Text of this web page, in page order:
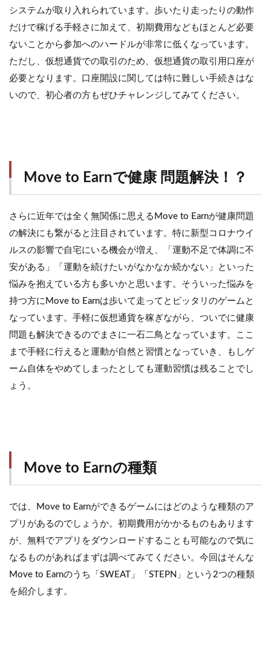
システムが取り入れられています。歩いたり走ったりの動作
だけで稼げる手軽さに加えて、初期費用などもほとんど必要
ないことから参加へのハードルが非常に低くなっています。
ただし、仮想通貨での取引のため、仮想通貨の取引用口座が
必要となります。口座開設に関しては特に難しい手続きはな
いので、初心者の方もぜひチャレンジしてみてください。
Move to Earnで健康 問題解決！？
さらに近年では全く無関係に思えるMove to Earnが健康問題
の解決にも繋がると注目されています。特に新型コロナウイ
ルスの影響で自宅にいる機会が増え、「運動不足で体調に不
安がある」「運動を続けたいがなかなか続かない」といった
悩みを抱えている方も多いかと思います。そういった悩みを
持つ方にMove to Earnは歩いて走ってとピッタリのゲームと
なっています。手軽に仮想通貨を稼ぎながら、ついでに健康
問題も解決できるのでまさに一石二鳥となっています。ここ
まで手軽に行えると運動が自然と習慣となっていき、もしゲ
ーム自体をやめてしまったとしても運動習慣は残ることでし
ょう。
Move to Earnの種類
では、Move to Earnができるゲームにはどのような種類のア
プリがあるのでしょうか。初期費用がかかるものもあります
が、無料でアプリをダウンロードすることも可能なので気に
なるものがあればまずは調べてみてください。今回はそんな
Move to Earnのうち「SWEAT」「STEPN」という2つの種類
を紹介します。